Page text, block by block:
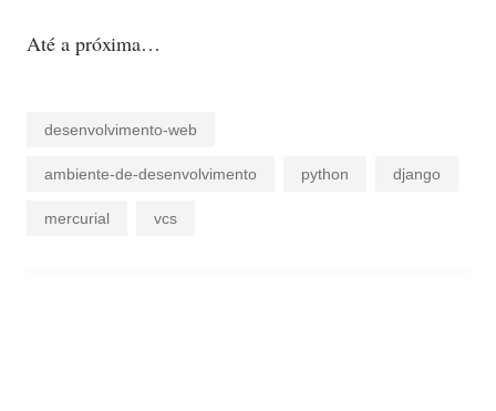
Até a próxima…
desenvolvimento-web
ambiente-de-desenvolvimento python django
mercurial vcs